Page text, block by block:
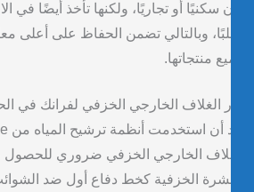
سكنيًا أو تجاريًا، ولكنها تأخذ أيضًا في
وبالتالي تضمن الحفاظ على أعلى معايير
منتجاتها.
الغلاف الخارجي الخزفي لفرانك في
الخارجي الخزفي ضروري للحصول
الخزفية كخط دفاع أول ضد الشوائب،